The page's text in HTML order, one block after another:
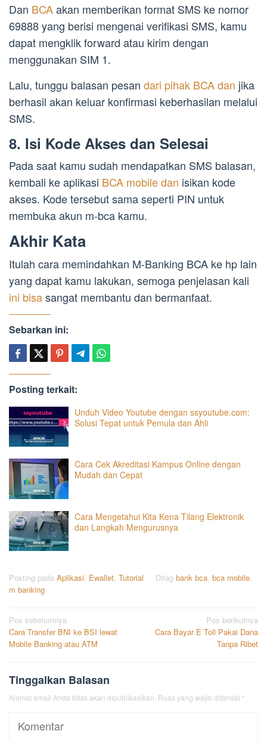
Dan BCAakan memberikan format SMS ke nomor
69888 yang berisi mengenai verifikasi SMS, kamu
dapat mengklik forward atau kirim dengan
menggunakan SIM 1.
Lalu, tunggu balasan pesan dari pihak BCA dan jika
berhasil akan keluar konfirmasi keberhasilan melalui
SMS.
8. Isi Kode Akses dan Selesai
Pada saat kamu sudah mendapatkan SMS balasan,
kembali ke aplikasi BCA mobile dan isikan kode
akses. Kode tersebut sama seperti PIN untuk
membuka akun m-bca kamu.
Akhir Kata
Itulah cara memindahkan M-Banking BCA ke hp lain
yang dapat kamu lakukan, semoga penjelasan kali
ini bisasangat membantu dan bermanfaat.
Sebarkan ini:
Posting terkait:
Unduh Video Youtube dengan ssyoutube.com:
Solusi Tepat untuk Pemula dan Ahli
Cara Cek Akreditasi Kampus Online dengan
Mudah dan Cepat
Cara Mengetahui Kita Kena Tilang Elektronik
dan Langkah Mengurusnya
Posting pada Aplikasi, Ewallet, Tutorial Ditag bank bca, bca mobile,
m banking
Navigasi
pos
Pos sebelumnya
Cara Transfer BNI ke BSI lewat
Mobile Banking atau ATM
Pos berikutnya
Cara Bayar E Toll Pakai Dana
Tanpa Ribet
Tinggalkan Balasan
Alamat email Anda tidak akan dipublikasikan. Ruas yang wajib ditandai *